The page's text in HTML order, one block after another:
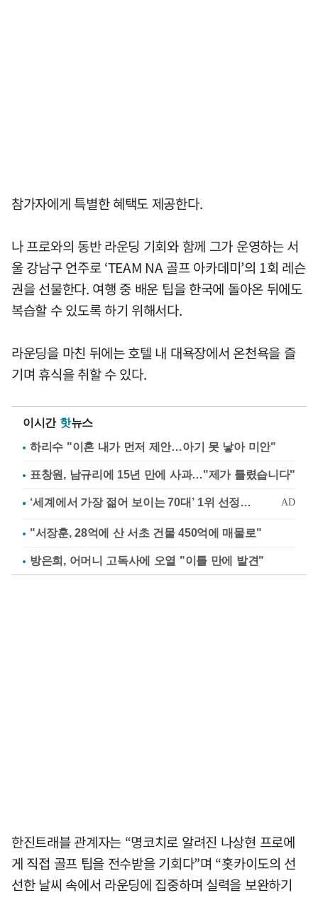
참가자에게 특별한 혜택도 제공한다.
나 프로와의 동반 라운딩 기회와 함께 그가 운영하는 서
울 강남구 언주로 ‘TEAM NA 골프 아카데미’의 1회 레슨
권을 선물한다. 여행 중 배운 팁을 한국에 돌아온 뒤에도
복습할 수 있도록 하기 위해서다.
라운딩을 마친 뒤에는 호텔 내 대욕장에서 온천욕을 즐
기며 휴식을 취할 수 있다.
이시간 핫뉴스
하리수 "이혼 내가 먼저 제안…아기 못 낳아 미안"
표창원, 남규리에 15년 만에 사과…"제가 틀렸습니다"
"서장훈, 28억에 산 서초 건물 450억에 매물로"
방은희, 어머니 고독사에 오열 "이틀 만에 발견"
한진트래블 관계자는 “명코치로 알려진 나상현 프로에
게 직접 골프 팁을 전수받을 기회다”며 “홋카이도의 선
선한 날씨 속에서 라운딩에 집중하며 실력을 보완하기